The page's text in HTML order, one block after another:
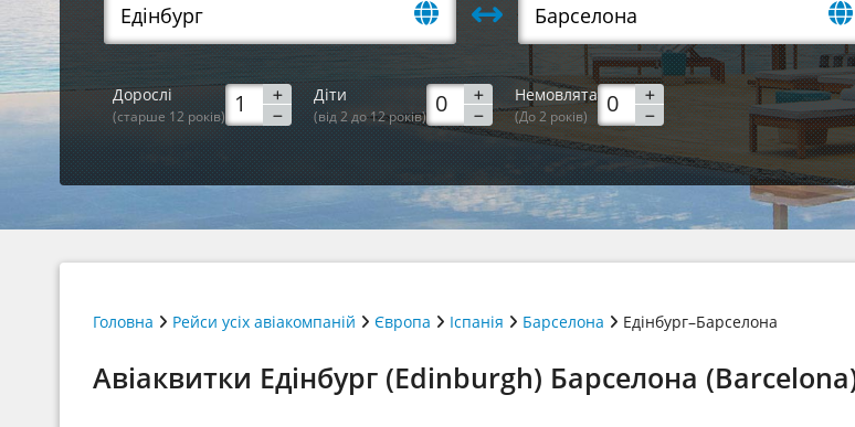
Дорослі
(старше 12 років)
Діти
(від 2 до 12 років)
Немовлята
(До 2 років)
Головна Рейси усіх авіакомпаній Європа Іспанія Барселона Едінбург–Барселона
Авіаквитки Едінбург (Edinburgh) Барселона